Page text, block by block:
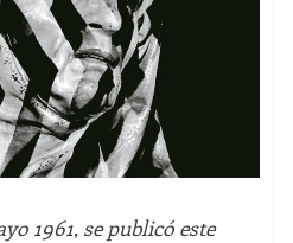
1961, se publicó este